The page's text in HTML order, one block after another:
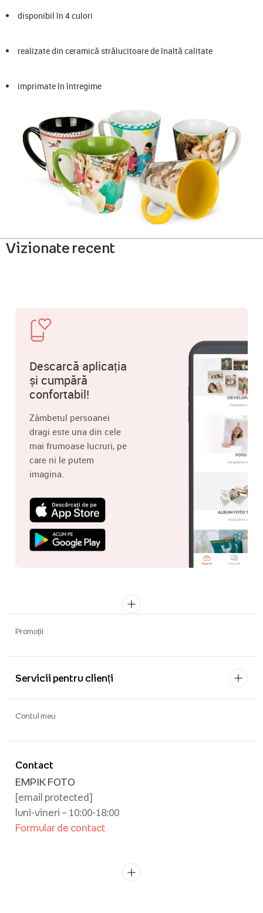
disponibil în 4 culori
realizate din ceramică strălucitoare de înaltă calitate
imprimate în întregime
Vizionate recent
Descarcă aplicația
și cumpără
confortabil!
Zâmbetul persoanei
dragi este una din cele
mai frumoase lucruri, pe
care ni le putem
imagina.
Promoții
Servicii pentru clienți
Contact
EMPIK FOTO
[email protected]
luni-vineri – 10:00-18:00
Formular de contact
Contul meu